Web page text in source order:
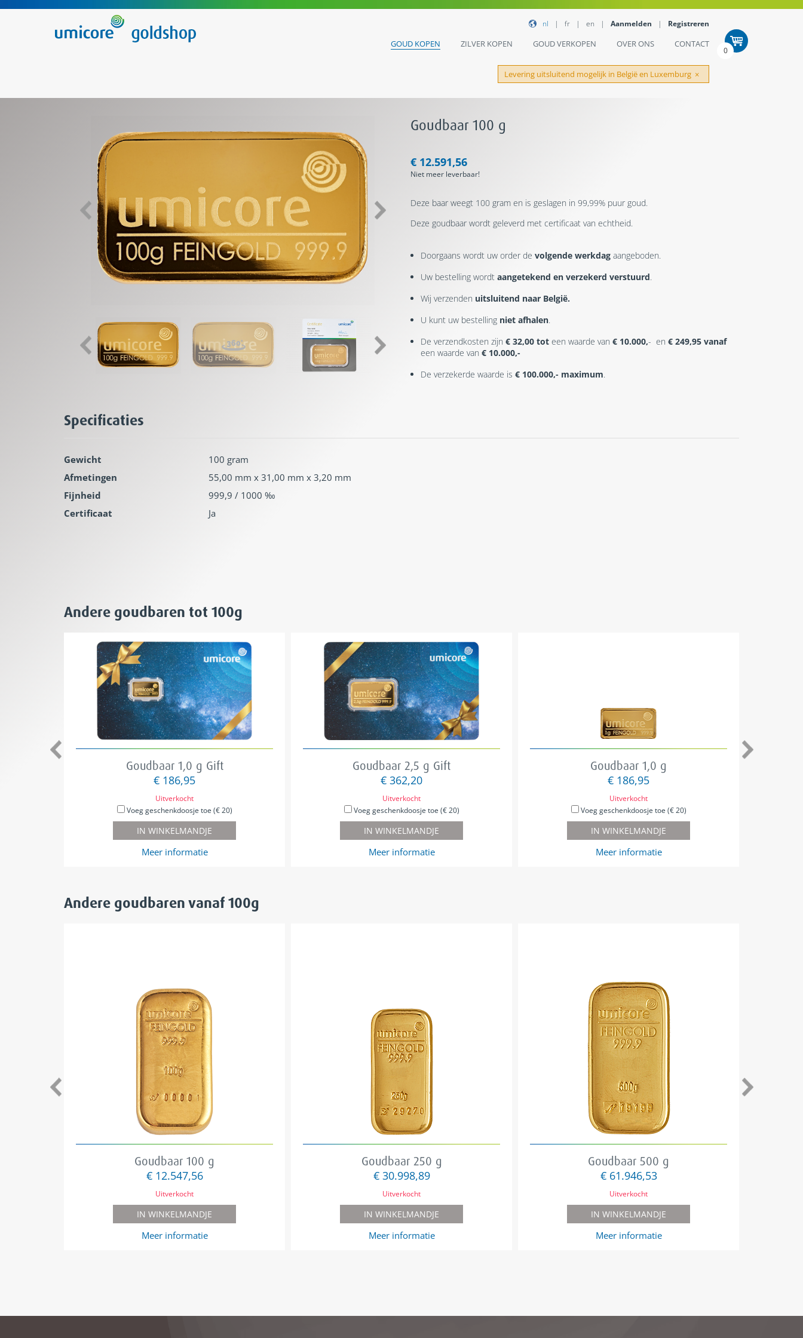
nl fr en Aanmelden Registreren
GOUD KOPEN ZILVER KOPEN GOUD VERKOPEN OVER ONS CONTACT
0
Levering uitsluitend mogelijk in België en Luxemburg ×
Goudbaar 100 g
€ 12.591,56
Niet meer leverbaar!
Deze baar weegt 100 gram en is geslagen in 99,99% puur goud.
Deze goudbaar wordt geleverd met certificaat van echtheid.
Doorgaans wordt uw order de volgende werkdag aangeboden.
Uw bestelling wordt aangetekend en verzekerd verstuurd.
Wij verzenden uitsluitend naar België.
U kunt uw bestelling niet afhalen.
De verzendkosten zijn € 32,00 tot een waarde van € 10.000,- en € 249,95 vanaf
een waarde van € 10.000,-
De verzekerde waarde is € 100.000,- maximum.
Specificaties
Gewicht
100 gram
Afmetingen
55,00 mm x 31,00 mm x 3,20 mm
Fijnheid
999,9 / 1000 ‰
Certificaat
Ja
Andere goudbaren tot 100g
Goudbaar 1,0 g Gift
€ 186,95
Uitverkocht
Voeg geschenkdoosje toe (€ 20)
IN WINKELMANDJE
Meer informatie
Goudbaar 2,5 g Gift
€ 362,20
Uitverkocht
Voeg geschenkdoosje toe (€ 20)
IN WINKELMANDJE
Meer informatie
Goudbaar 1,0 g
€ 186,95
Uitverkocht
Voeg geschenkdoosje toe (€ 20)
IN WINKELMANDJE
Meer informatie
Andere goudbaren vanaf 100g
Goudbaar 100 g
€ 12.547,56
Uitverkocht
IN WINKELMANDJE
Meer informatie
Goudbaar 250 g
€ 30.998,89
Uitverkocht
IN WINKELMANDJE
Meer informatie
Goudbaar 500 g
€ 61.946,53
Uitverkocht
IN WINKELMANDJE
Meer informatie